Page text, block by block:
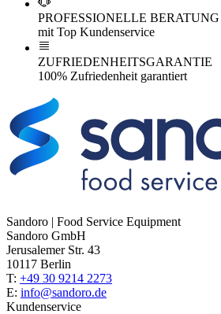
PROFESSIONELLE BERATUNG
mit Top Kundenservice
ZUFRIEDENHEITSGARANTIE
100% Zufriedenheit garantiert
Sandoro | Food Service Equipment
Sandoro GmbH
Jerusalemer Str. 43
10117 Berlin
T: +49 30 9214 2273
E: info@sandoro.de
Kundenservice